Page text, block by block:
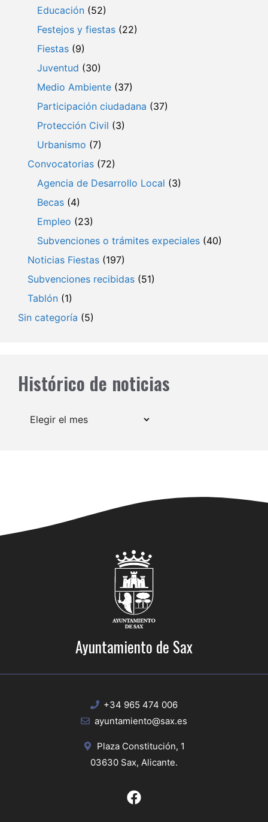
Educación (52)
Festejos y fiestas (22)
Fiestas (9)
Juventud (30)
Medio Ambiente (37)
Participación ciudadana (37)
Protección Civil (3)
Urbanismo (7)
Convocatorias (72)
Agencia de Desarrollo Local (3)
Becas (4)
Empleo (23)
Subvenciones o trámites expeciales (40)
Noticias Fiestas (197)
Subvenciones recibidas (51)
Tablón (1)
Sin categoría (5)
Histórico de noticias
Archivos
Ayuntamiento de Sax
+34 965 474 006
ayuntamiento@sax.es
Plaza Constitución, 1
03630 Sax, Alicante.